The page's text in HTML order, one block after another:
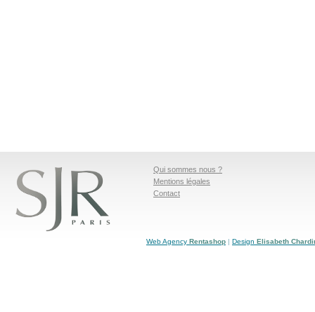
Qui sommes nous ?
Mentions légales
Contact
Web Agency Rentashop | Design Elisabeth